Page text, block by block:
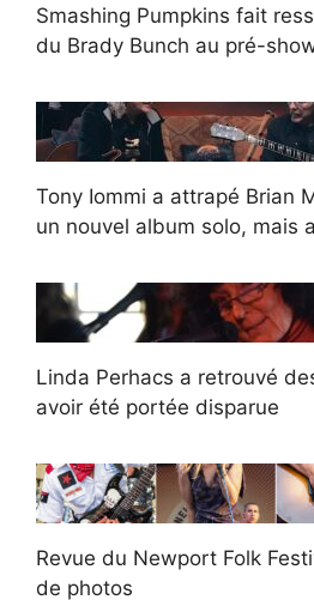
Smashing Pumpkins fait
du Brady Bunch au pré-
Tony Iommi a attrapé Brian
un nouvel album solo, mais
Linda Perhacs a retrouvé
avoir été portée disparue
Revue du Newport Folk
de photos